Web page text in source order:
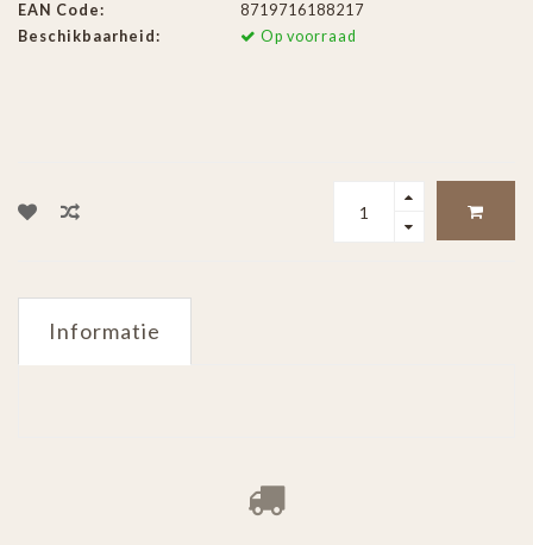
EAN Code:
8719716188217
Beschikbaarheid:
Op voorraad
Informatie